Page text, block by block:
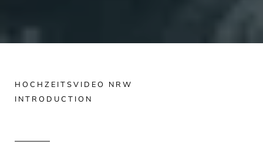
HOCHZEITSVIDEO NRW
INTRODUCTION